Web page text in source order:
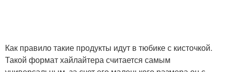
Как правило такие продукты идут в тюбике с кисточкой.
Такой формат хайлайтера считается самым